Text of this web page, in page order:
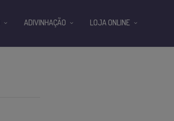
ADIVINHAÇÃO LOJA ONLINE